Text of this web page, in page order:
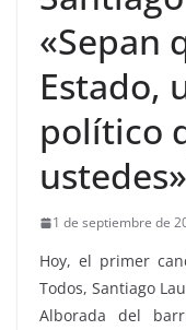
«Sepan
Estado,
político
ustedes»
1 de septiembre de
Hoy, el primer
Todos, Santiago
Alborada del